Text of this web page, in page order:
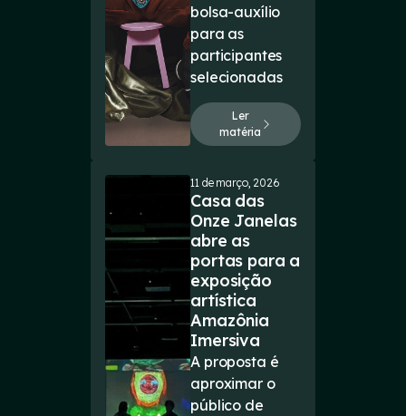
bolsa-auxílio
para as
participantes
selecionadas
Ler
matéria
11 de março, 2026
Casa das
Onze Janelas
abre as
portas para a
exposição
artística
Amazônia
Imersiva
A proposta é
aproximar o
público de